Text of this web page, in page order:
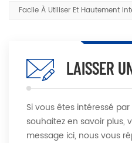
Facile À Utiliser Et Hautement
LAISSER
Si vous êtes intéressé
souhaitez en savoir plus,
message ici, nous vous